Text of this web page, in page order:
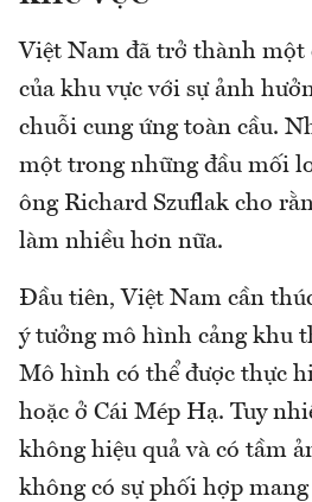
Việt Nam đã trở thành một
của khu vực với sự ảnh
chuỗi cung ứng toàn cầu.
một trong những đầu mối
ông Richard Szuflak cho
làm nhiều hơn nữa.
Đầu tiên, Việt Nam cần
ý tưởng mô hình cảng khu
Mô hình có thể được thực
hoặc ở Cái Mép Hạ. Tuy
không hiệu quả và có tầm
không có sự phối hợp